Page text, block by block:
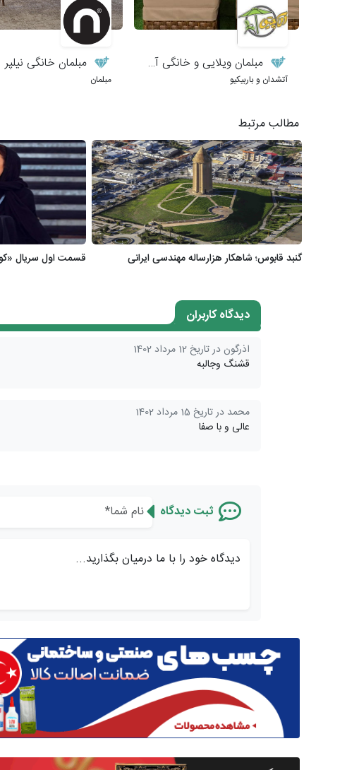
مبلمان ویلایی و خانگی آلاچیق
آتشدان و باربیکیو
مبلمان خانگی نیلپر
مبلمان
مطالب مرتبط
گنبد قابوس؛ شاهکار هزارساله مهندسی ایرانی قسمت اول سریال «کوری»
دیدگاه کاربران
اذرگون در تاریخ 12 مرداد 1402
قشنگ وجالبه
محمد در تاریخ 15 مرداد 1402
عالی و با صفا
ثبت دیدگاه
دیدگاه خود را با ما درمیان بگذارید...